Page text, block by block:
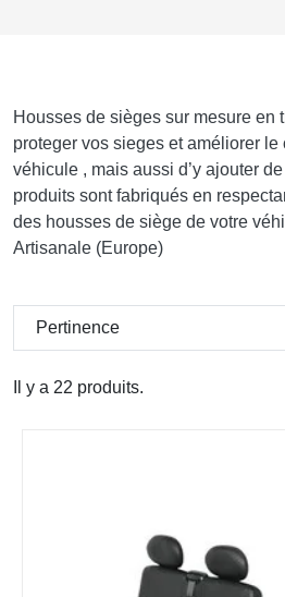
Housses de sièges sur mesure en
proteger vos sieges et améliorer
véhicule , mais aussi d’y ajouter
produits sont fabriqués en
des housses de siège de votre
Artisanale (Europe)
Il y a 22 produits.
Pertinence